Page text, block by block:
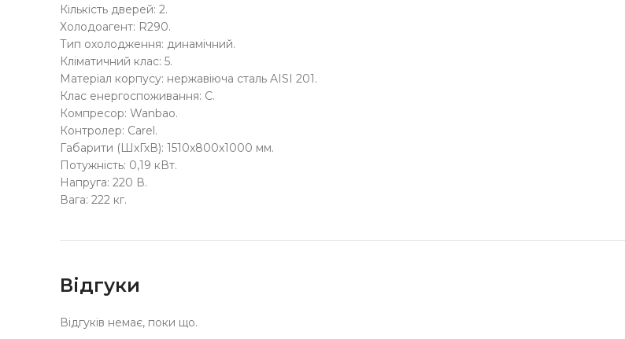
Кількість дверей: 2.
Холодоагент: R290.
Тип охолодження: динамічний.
Кліматичний клас: 5.
Матеріал корпусу: нержавіюча сталь AISI 201.
Клас енергоспоживання: С.
Компресор: Wanbao.
Контролер: Carel.
Габарити (ШхГхВ): 1510x800x1000 мм.
Потужність: 0,19 кВт.
Напруга: 220 В.
Вага: 222 кг.
Відгуки
Відгуків немає, поки що.